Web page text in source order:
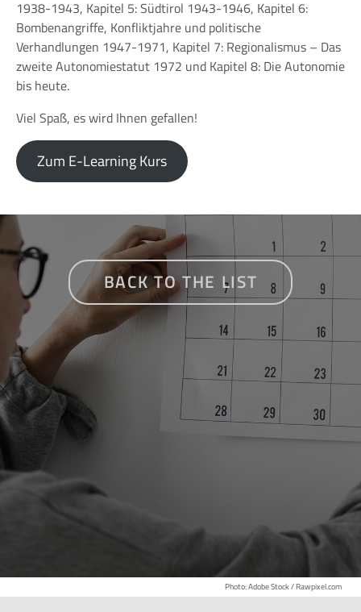
1938-1943, Kapitel 5: Südtirol 1943-1946, Kapitel 6:
Bombenangriffe, Konfliktjahre und politische
Verhandlungen 1947-1971, Kapitel 7: Regionalismus – Das
zweite Autonomiestatut 1972 und Kapitel 8: Die Autonomie
bis heute.
Viel Spaß, es wird Ihnen gefallen!
Zum E-Learning Kurs
BACK TO THE LIST
Photo: Adobe Stock / Rawpixel.com